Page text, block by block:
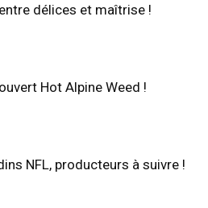
délices et maîtrise !
Hot Alpine Weed !
NFL, producteurs à suivre !